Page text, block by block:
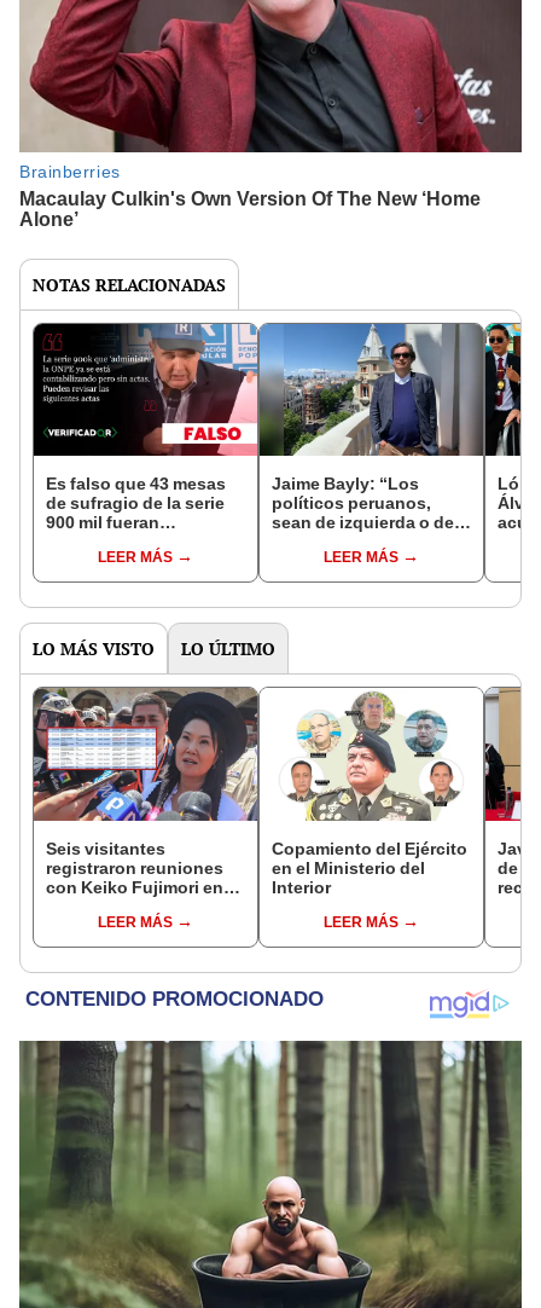
NOTAS RELACIONADAS
Es falso que 43 mesas
de sufragio de la serie
900 mil fueran
de escrutinio, como
afirmó RLA
LEER MÁS
Jaime Bayly: “Los
políticos peruanos,
sean de izquierda o de
encuentran la manera
de decepcionarte”
LEER MÁS
LO MÁS VISTO LO ÚLTIMO
Seis visitantes
registraron reuniones
con Keiko Fujimori en
presidenta se
encontraba en Junín
LEER MÁS
Copamiento del Ejército
en el Ministerio del
Interior
LEER MÁS
de